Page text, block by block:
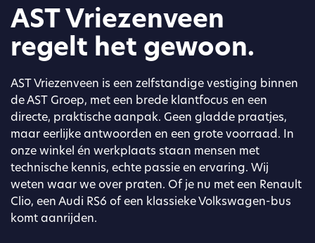
AST Vriezenveen
regelt het gewoon.
AST Vriezenveen is een zelfstandige vestiging binnen
de AST Groep, met een brede klantfocus en een
directe, praktische aanpak. Geen gladde praatjes,
maar eerlijke antwoorden en een grote voorraad. In
onze winkel én werkplaats staan mensen met
technische kennis, echte passie en ervaring. Wij
weten waar we over praten. Of je nu met een Renault
Clio, een Audi RS6 of een klassieke Volkswagen-bus
komt aanrijden.